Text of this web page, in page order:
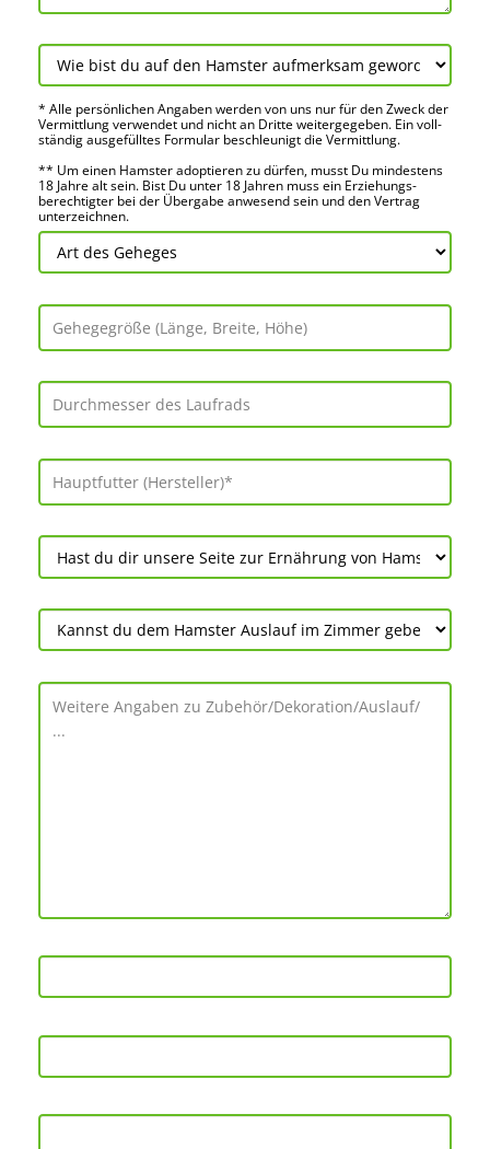
* Alle persön­lichen Angaben werden von uns nur für den Zweck der
Vermitt­lung verwendet und nicht an Dritte weiter­gegeben. Ein voll­
ständig ausge­fülltes Formular beschleu­nigt die Vermitt­lung.
** Um einen Hamster adoptieren zu dürfen, musst Du mindes­tens
18 Jahre alt sein. Bist Du unter 18 Jahren muss ein Erziehungs­
berechtigter bei der Über­gabe anwes­end sein und den Vertrag
unter­zeichnen.